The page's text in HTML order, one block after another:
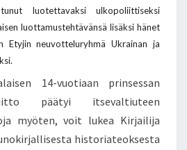
luotettavaksi ulkopoliittiseksi
luottamustehtävänsä lisäksi hänet
Etyjin neuvotteluryhmä Ukrainan ja
14-vuotiaan prinsessan
päätyi itsevaltiuteen
myöten, voit lukea Kirjailija
historiateoksesta